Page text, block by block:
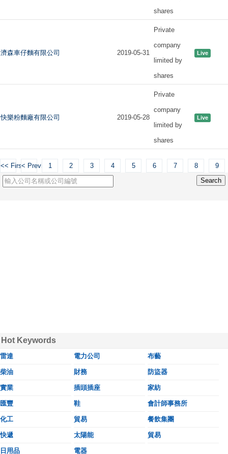
shares
濟森車仔麵有限公司 2019-05-31
Private
company
limited by
shares
Live
快樂粉麵廠有限公司 2019-05-28
Private
company
limited by
shares
Live
<< First< Previous1 2 3 4 5 6 7 8 9
Hot Keywords
雷達 電力公司 布藝
柴油 財務 防盜器
實業 插頭插座 家紡
匯豐 鞋 會計師事務所
化工 貿易 餐飲集團
快遞 太陽能 貿易
日用品 電器